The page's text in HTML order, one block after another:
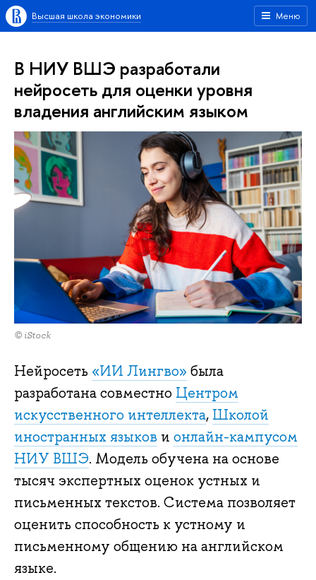
Меню
Высшая школа экономики
В НИУ ВШЭ разработали
нейросеть для оценки уровня
владения английским языком
© iStock
Нейросеть «ИИ Лингво» была
разработана совместно Центром
искусственного интеллекта, Школой
иностранных языков и онлайн-кампусом
НИУ ВШЭ. Модель обучена на основе
тысяч экспертных оценок устных и
письменных текстов. Система позволяет
оценить способность к устному и
письменному общению на английском
языке.